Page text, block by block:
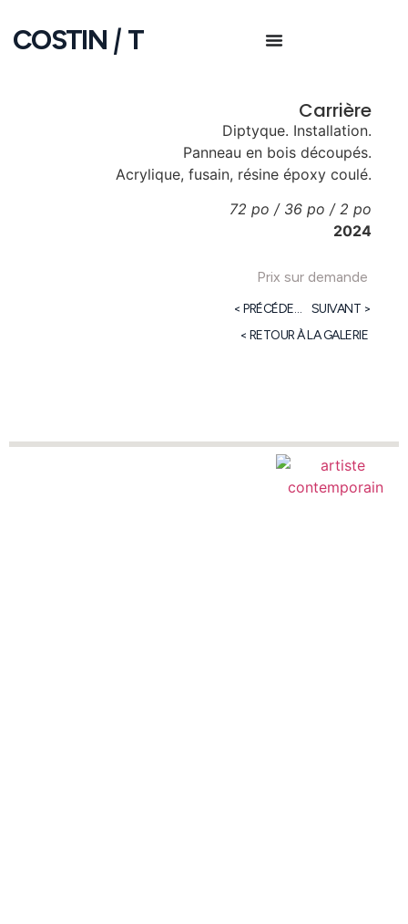
COSTIN |T
Carrière
Diptyque. Installation.
Panneau en bois découpés.
Acrylique, fusain, résine époxy coulé.
72 po / 36 po / 2 po
2024
Prix sur demande
< PRÉCÉDENTE
SUIVANT >
< RETOUR À LA GALERIE